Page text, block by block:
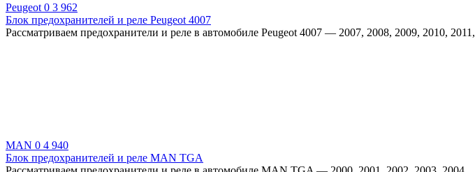
Peugeot 0 3 962
Блок предохранителей и реле Peugeot 4007
Рассматриваем предохранители и реле в автомобиле Peugeot 4007 — 2007, 2008, 2009, 2010, 2011,
MAN 0 4 940
Блок предохранителей и реле MAN TGA